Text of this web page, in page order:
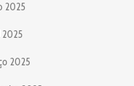
2025
2025